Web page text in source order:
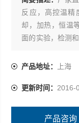
反应，高控温精
却，加热，恒温
面的实验，检测
起，使试料的温
装置的放置固定。
产品地址： 上海
更新时间： 2016-
产品咨询